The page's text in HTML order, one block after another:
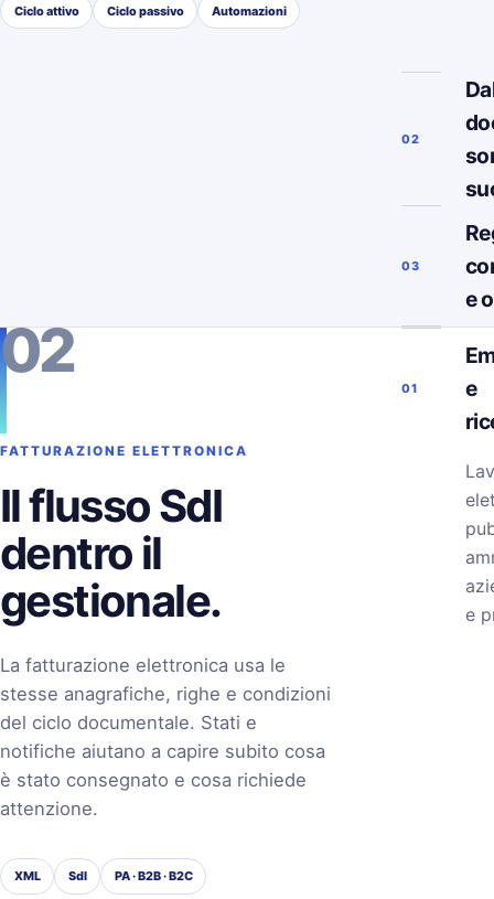
Ciclo attivo Ciclo passivo Automazioni
02
03
e
02
FATTURAZIONE ELETTRONICA
Il flusso SdI
dentro il
gestionale.
La fatturazione elettronica usa le
stesse anagrafiche, righe e condizioni
del ciclo documentale. Stati e
notifiche aiutano a capire subito cosa
è stato consegnato e cosa richiede
attenzione.
XML SdI PA · B2B · B2C
01
e
e